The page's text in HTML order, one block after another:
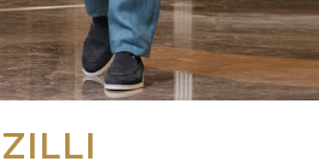
ZILLI